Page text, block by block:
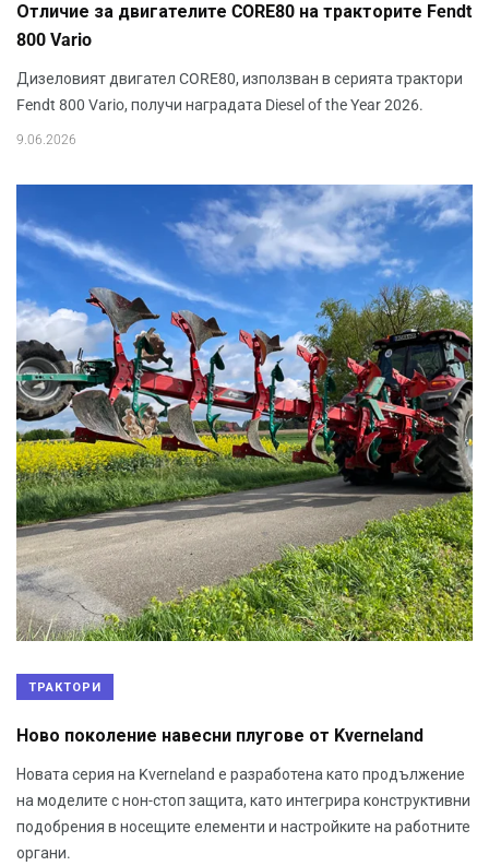
Отличие за двигателите CORE80 на тракторите Fendt
800 Vario
Дизеловият двигател CORE80, използван в серията трактори
Fendt 800 Vario, получи наградата Diesel of the Year 2026.
9.06.2026
ТРАКТОРИ
Ново поколение навесни плугове от Kverneland
Новата серия на Kverneland е разработена като продължение
на моделите с нон-стоп защита, като интегрира конструктивни
подобрения в носещите елементи и настройките на работните
органи.